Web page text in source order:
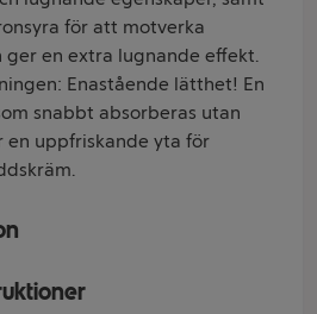
för att motverka
en extra lugnande effekt.
Enastående lätthet! En
snabbt absorberas utan
en uppfriskande yta för